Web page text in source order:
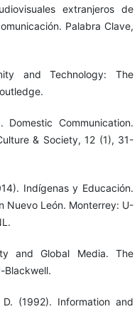
extranjeros de
Palabra Clave,
and Technology: The
Communication.
& Society, 12 (1), 31-
Indígenas y Educación.
Nuevo León. Monterrey: U-
and Global Media. The
Blackwell.
(1992). Information and